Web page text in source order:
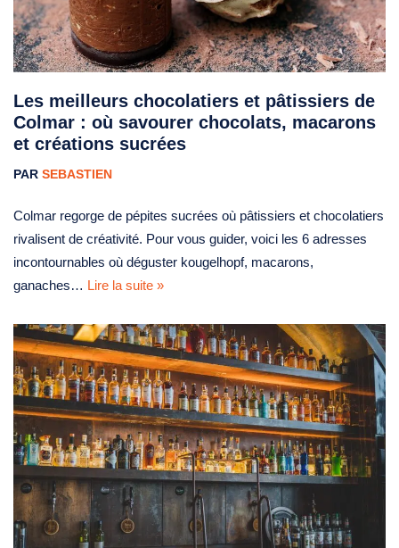
Les meilleurs chocolatiers et pâtissiers de
Colmar : où savourer chocolats, macarons
et créations sucrées
PAR SEBASTIEN
Colmar regorge de pépites sucrées où pâtissiers et chocolatiers
rivalisent de créativité. Pour vous guider, voici les 6 adresses
incontournables où déguster kougelhopf, macarons,
ganaches… Lire la suite »